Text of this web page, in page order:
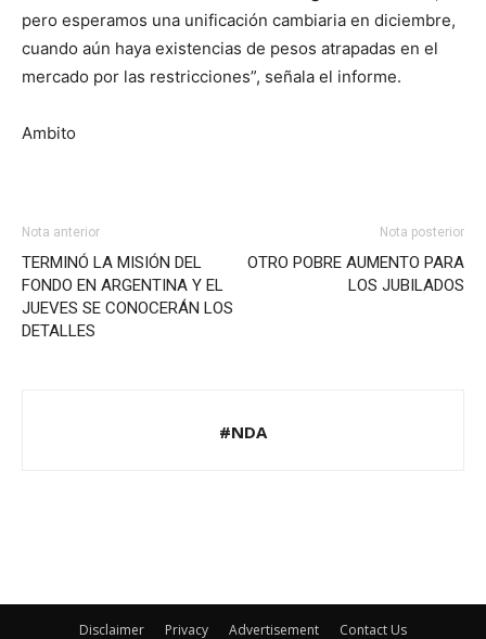
pero esperamos una unificación cambiaria en diciembre,
cuando aún haya existencias de pesos atrapadas en el
mercado por las restricciones”, señala el informe.
Ambito
Nota anterior
TERMINÓ LA MISIÓN DEL
FONDO EN ARGENTINA Y EL
JUEVES SE CONOCERÁN LOS
DETALLES
Nota posterior
OTRO POBRE AUMENTO PARA
LOS JUBILADOS
#NDA
Disclaimer Privacy Advertisement Contact Us